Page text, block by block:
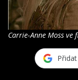
Carrie-Anne Moss